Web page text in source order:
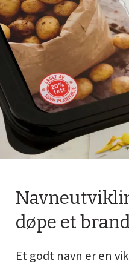
døpe et
Et godt navn er en